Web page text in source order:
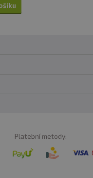
Platební metody: